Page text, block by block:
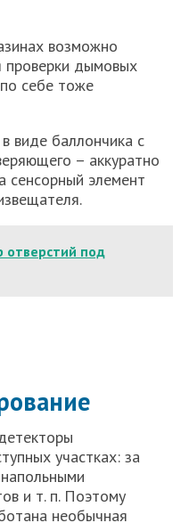
возможно
проверки дымовых
себе тоже
виде баллончика с
– аккуратно
сенсорный элемент
под
участках: за
и т. п. Поэтому
необычная